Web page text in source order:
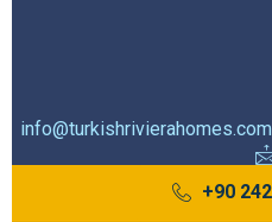
info@turkishrivierahomes.com